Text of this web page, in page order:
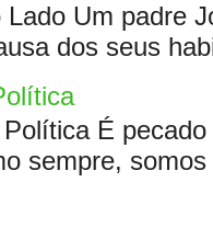
Um padre
dos seus
É
sempre,